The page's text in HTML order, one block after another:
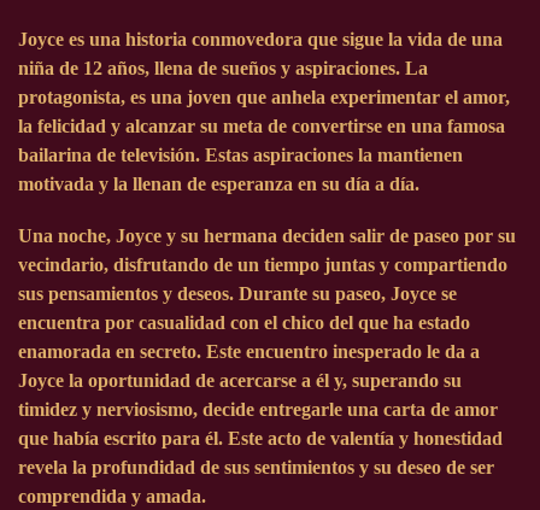
Joyce es una historia conmovedora que sigue la vida de una
niña de 12 años, llena de sueños y aspiraciones. La
protagonista, es una joven que anhela experimentar el amor,
la felicidad y alcanzar su meta de convertirse en una famosa
bailarina de televisión. Estas aspiraciones la mantienen
motivada y la llenan de esperanza en su día a día.
Una noche, Joyce y su hermana deciden salir de paseo por su
vecindario, disfrutando de un tiempo juntas y compartiendo
sus pensamientos y deseos. Durante su paseo, Joyce se
encuentra por casualidad con el chico del que ha estado
enamorada en secreto. Este encuentro inesperado le da a
Joyce la oportunidad de acercarse a él y, superando su
timidez y nerviosismo, decide entregarle una carta de amor
que había escrito para él. Este acto de valentía y honestidad
revela la profundidad de sus sentimientos y su deseo de ser
comprendida y amada.